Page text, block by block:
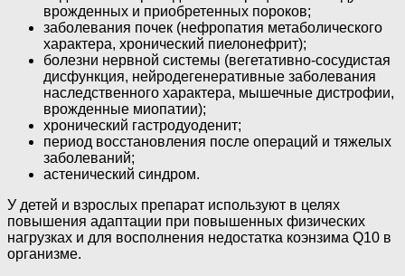
врожденных и приобретенных пороков;
заболевания почек (нефропатия метаболического
характера, хронический пиелонефрит);
болезни нервной системы (вегетативно-сосудистая
дисфункция, нейродегенеративные заболевания
наследственного характера, мышечные дистрофии,
врожденные миопатии);
хронический гастродуоденит;
период восстановления после операций и тяжелых
заболеваний;
астенический синдром.
У детей и взрослых препарат используют в целях
повышения адаптации при повышенных физических
нагрузках и для восполнения недостатка коэнзима Q10 в
организме.